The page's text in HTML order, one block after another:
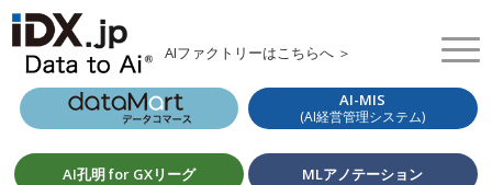
AIファクトリーはこちらへ ＞
AI-MIS
(AI経営管理システム)
AI孔明 for GXリーグ MLアノテーション